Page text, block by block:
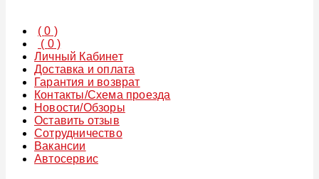
(0 )
( 0)
Личный Кабинет
Доставка и оплата
Гарантия и возврат
Контакты/Схема проезда
Новости/Обзоры
Оставить отзыв
Сотрудничество
Вакансии
Автосервис